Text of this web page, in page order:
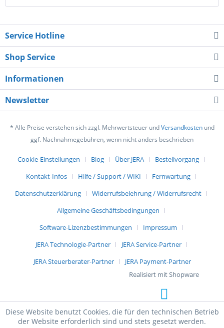
Service Hotline
Shop Service
Informationen
Newsletter
* Alle Preise verstehen sich zzgl. Mehrwertsteuer undVersandkostenund
ggf. Nachnahmegebühren, wenn nicht anders beschrieben
Cookie-Einstellungen Blog Über JERA
Bestellvorgang
Kontakt-Infos
Hilfe / Support / WIKI
Fernwartung
Datenschutzerklärung
Widerrufsbelehrung / Widerrufsrecht
Allgemeine Geschäftsbedingungen
Software-Lizenzbestimmungen
Impressum
JERA Technologie-Partner
JERA Service-Partner
JERA Steuerberater-Partner
JERA Payment-Partner
Realisiert mit Shopware
Diese Website benutzt Cookies, die für den technischen Betrieb
der Website erforderlich sind und stets gesetzt werden.